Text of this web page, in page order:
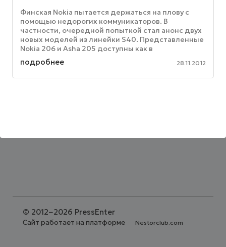
Финская Nokia пытается держаться на плову с
помощью недорогих коммуникаторов. В
частности, очередной попыткой стал анонс двух
новых моделей из линейки S40. Представленные
Nokia 206 и Asha 205 доступны как в
модификации с поддержкой одной карты SIM, ...
подробнее 28.11.2012
© 2012−2026 PressEnter
Сайт работает на платформе Nestorclub.com